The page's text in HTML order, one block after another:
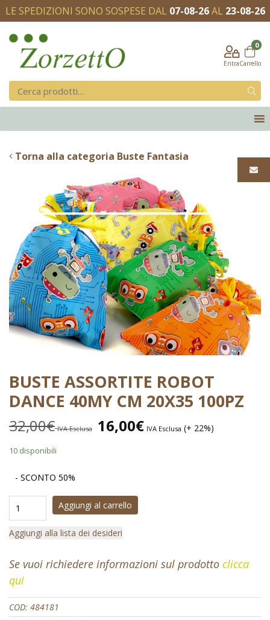
LE SPEDIZIONI SONO SOSPESE DAL 07-08-26AL 23-08-26
Entra
0
Carrello
Torna alla categoria Buste Fantasia
BUSTE ASSORTITE ROBOT
DANCE 40MY CM 20X35 100PZ
32,00€ IVA Esclusa 16,00€ IVA Esclusa (+ 22%)
10 disponibili
- SCONTO 50%
Aggiungi al carrello
Aggiungi alla lista dei desideri
Se vuoi richiedere informazioni sul prodotto clicca
qui
COD: 484181